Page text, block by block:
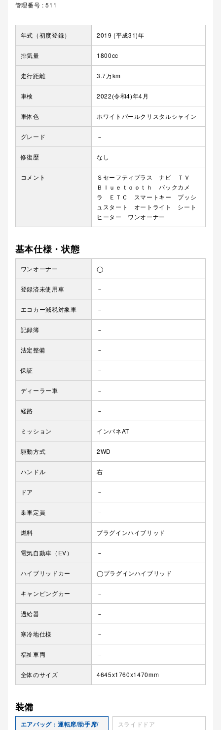
管理番号 : 511
年式（初度登録） 2019 (平成31)年
排気量 1800cc
走行距離 3.7万km
車検 2022(令和4)年4月
車体色 ホワイトパールクリスタルシャイン
グレード －
修復歴 なし
コメント
Ｓセーフティプラス ナビ ＴＶ
Ｂｌｕｅｔｏｏｔｈ バックカメ
ラ ＥＴＣ スマートキー プッシ
ュスタート オートライト シート
ヒーター ワンオーナー
基本仕様・状態
ワンオーナー ◯
登録済未使用車 －
エコカー減税対象車 －
記録簿 －
法定整備 －
保証 －
ディーラー車 －
経路 －
ミッション インパネAT
駆動方式 2WD
ハンドル 右
ドア －
乗車定員 －
燃料 プラグインハイブリッド
電気自動車（EV） －
ハイブリッドカー ◯プラグインハイブリッド
キャンピングカー －
過給器 －
寒冷地仕様 －
福祉車両 －
全体のサイズ 4645x1760x1470mm
装備
エアバッグ : 運転席/助手席/
スライドドア